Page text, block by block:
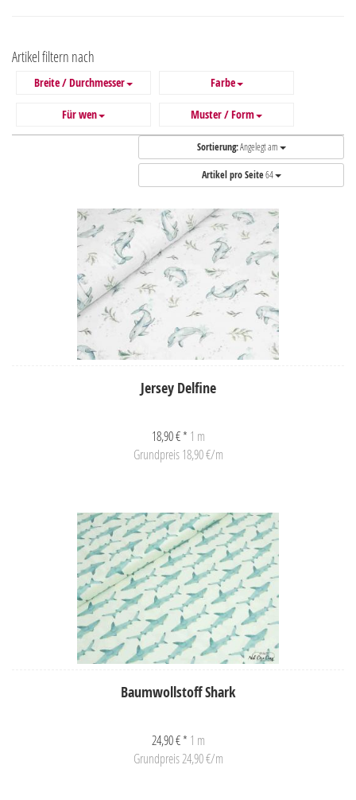
Artikel filtern nach
Breite / Durchmesser Farbe
Für wen Muster / Form
Sortierung:Angelegt am
Artikel pro Seite64
Jersey Delfine
18,90 € * 1 m
Grundpreis 18,90 €/m
Baumwollstoff Shark
24,90 € * 1 m
Grundpreis 24,90 €/m